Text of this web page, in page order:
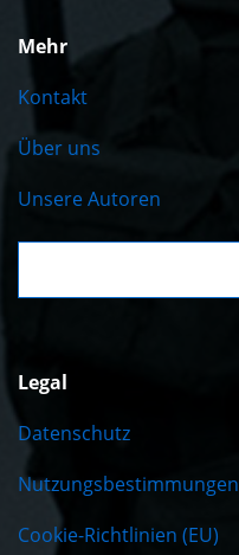
Mehr
Kontakt
Über uns
Unsere Autoren
Suche:
Legal
Datenschutz
Nutzungsbestimmungen
Cookie-Richtlinien (EU)